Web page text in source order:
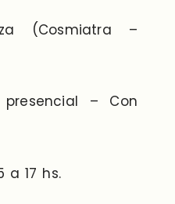
(Cosmiatra –
– Con
a 17 hs.